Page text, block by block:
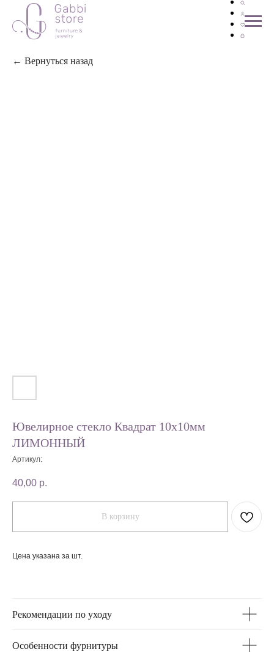
← Вернуться назад
Ювелирное стекло Квадрат 10х10мм
ЛИМОННЫЙ
Артикул:
40,00 р.
В корзину
Цена указана за шт.
Рекомендации по уходу
Особенности фурнитуры